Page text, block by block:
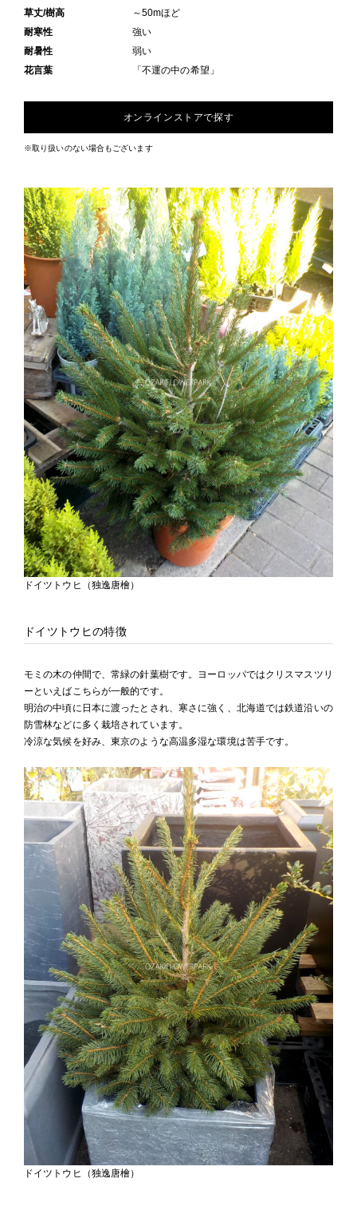
草丈/樹高
～50mほど
耐寒性
強い
耐暑性
弱い
花言葉
「不運の中の希望」
オンラインストアで探す
※取り扱いのない場合もございます
ドイツトウヒ（独逸唐檜）
ドイツトウヒの特徴
モミの木の仲間で、常緑の針葉樹です。ヨーロッパではクリスマスツリ
ーといえばこちらが一般的です。
明治の中頃に日本に渡ったとされ、寒さに強く、北海道では鉄道沿いの
防雪林などに多く栽培されています。
冷涼な気候を好み、東京のような高温多湿な環境は苦手です。
ドイツトウヒ（独逸唐檜）